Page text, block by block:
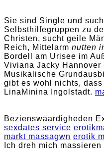
Sie sind Single und
Selbsthilfegruppen zu
Christen, sucht geile
Reich, Mittelarm nutten
Bordell am Urisee im
Viviana Jacky
Musikalische
gibt es wohl nichts,
LinaMinina Ingolstadt.
Bezienswaardigheden
sexdates service
markt massagwn erotik
Ich dreh mich massieren